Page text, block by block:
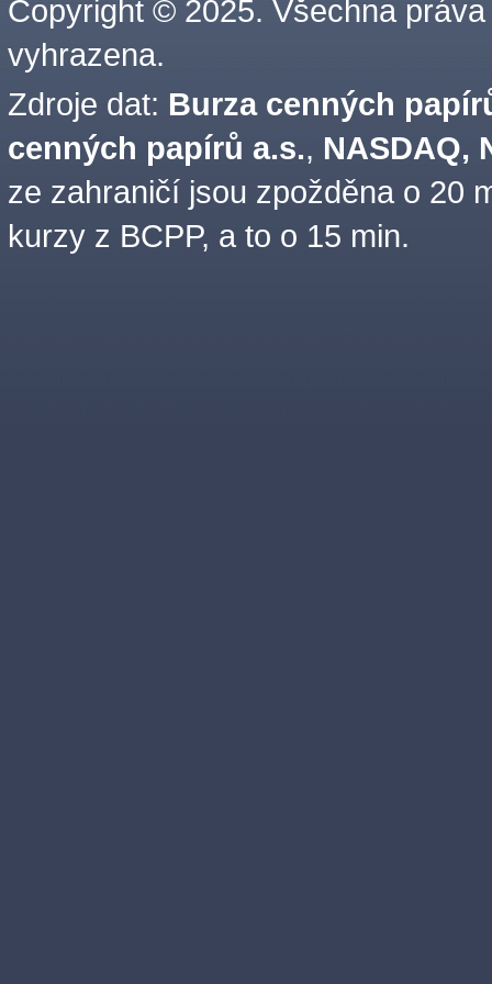
Copyright © 2025. Všechna práva
vyhrazena.
Zdroje dat: Burza cenných
cenných papírů a.s., NASDAQ,
ze zahraničí jsou zpožděna o 20
kurzy z BCPP, a to o 15 min.